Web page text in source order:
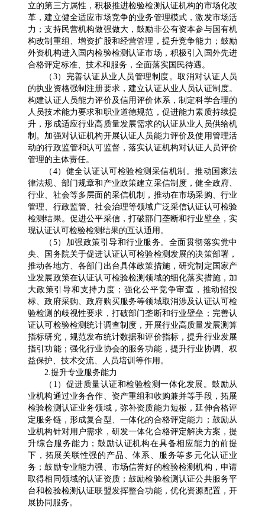
立的第三方属性，积极推进检验检测认证机构的市场化改
革，建立健全适应市场竞争的业务管理模式，激发市场活
力；支持民营机构做强做大，鼓励非公有资本参与国有机
构改制重组、增资扩股和经营管理，提升竞争能力；鼓励
外资机构进入国内检验检测认证市场，积极引入国外先进
合格评定标准、技术和服务，全面落实国民待遇。
（3）完善认证从业人员管理制度。取消对认证人员
的执业资格强制注册要求，建立认证从业人员认证制度。
构建认证人员能力评价及信用评价体系，制定科学合理的
人员技术能力要求和职业道德规范，促进能力素质持续提
升，形成适应行业高质量发展需求的认证从业人员供给机
制。加强对认证机构开展认证人员能力评价及使用管理活
动的行政监管和认可监督，落实认证机构对认证人员评价
管理的主体责任。
（4）健全认证认可检验检测采信机制。推动国家法
律法规、部门规章和产业政策建立采信制度，健全政府、
行业、社会等多层面的采信机制，推动在市场采购、行业
管理、行政监管、社会治理等领域广泛采信认证认可检验
检测结果。促进公平采信，打破部门垄断和行业壁垒，实
现认证认可检验检测结果的互认通用。
（5）加强政策引导和行业服务。全面贯彻落实党中
央、国务院关于促进认证认可检验检测发展的决策部署，
推动各地方、各部门出台具体政策措施，研究制定国家产
业发展政策在认证认可检验检测领域的细化落实措施，加
大政策引导和支持力度；强化公平竞争审查，推动招投
标、政府采购、政府购买服务等领域取消涉及认证认可检
验检测的歧视性要求，打破部门垄断和行业壁垒；完善认
证认可检验检测统计调查制度，开展行业高质量发展测算
指标研究，规范发布统计数据和评价指标，提升行业发展
指引功能；强化行业协会的服务功能，提升行业协调、权
益保护、技术交流、人员培训等作用。
2.提升专业服务能力
（1）促进质量认证和检验检测一体化发展。鼓励从
业机构通过业务合作、资产重组和收购兼并等手段，拓展
检验检测认证业务领域，弥补资质能力短板，延伸合格评
定服务链，形成复合型、一体化的合格评定能力；鼓励从
业机构针对用户需求，研发一体化合格评定解决方案，提
升综合服务能力；鼓励认证机构在具备相应能力的前提
下，拓展关联性强的产品、体系、服务等多元化认证业
务；鼓励专业能力强、市场信誉好的检验检测机构，申请
取得相同领域的认证资质；鼓励检验检测认证公共服务平
台和检验检测认证联盟发挥整合功能，优化资源配置，开
展协同服务。